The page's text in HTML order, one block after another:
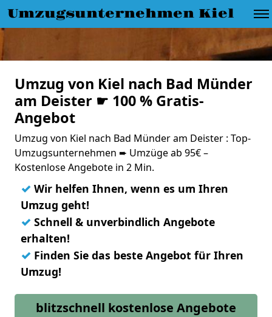
Umzugsunternehmen Kiel
Umzug von Kiel nach Bad Münder
am Deister ☛ 100 % Gratis-
Angebot
Umzug von Kiel nach Bad Münder am Deister : Top-
Umzugsunternehmen ➨ Umzüge ab 95€ –
Kostenlose Angebote in 2 Min.
✓ Wir helfen Ihnen, wenn es um Ihren
Umzug geht!
✓ Schnell & unverbindlich Angebote
erhalten!
✓ Finden Sie das beste Angebot für Ihren
Umzug!
blitzschnell kostenlose Angebote